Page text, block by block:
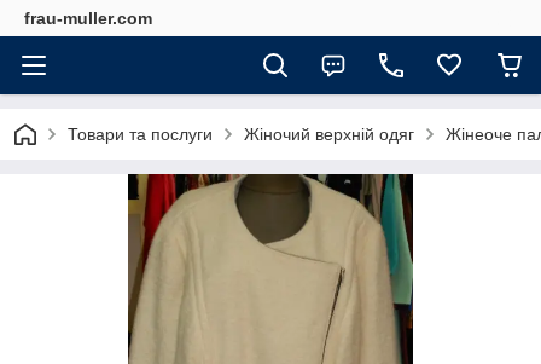
frau-muller.com
Товари та послуги Жіночий верхній одяг Жінеоче